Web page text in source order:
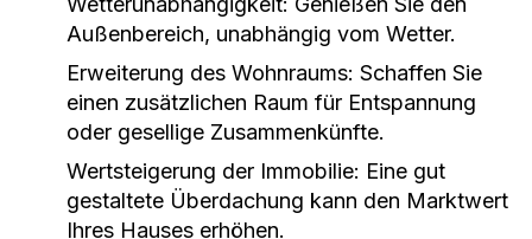
Außenbereich, unabhängig vom Wetter.
Erweiterung des Wohnraums: Schaffen Sie
einen zusätzlichen Raum für Entspannung
oder gesellige Zusammenkünfte.
Wertsteigerung der Immobilie: Eine gut
gestaltete Überdachung kann den Marktwert
Ihres Hauses erhöhen.